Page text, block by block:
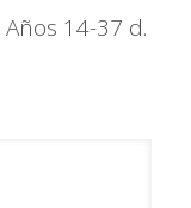
Años 14-37 d.